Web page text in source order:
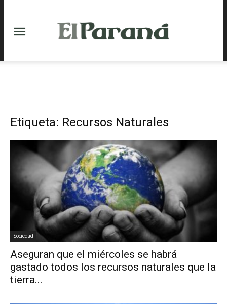
Etiqueta: Recursos Naturales
Sociedad
Aseguran que el miércoles se habrá
gastado todos los recursos naturales que la
tierra...